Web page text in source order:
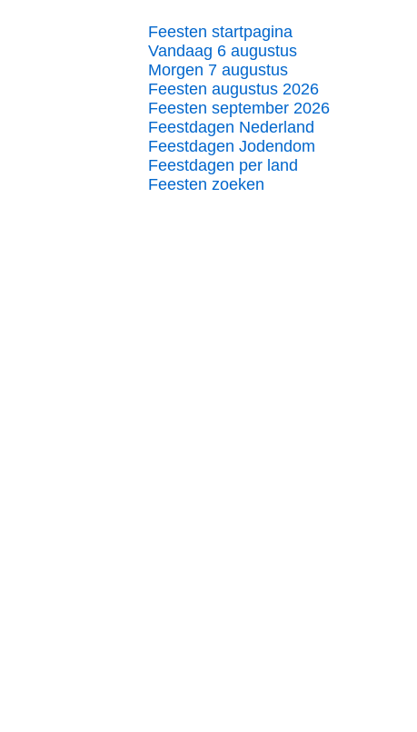
Feesten startpagina
Vandaag 6 augustus
Morgen 7 augustus
Feesten augustus 2026
Feesten september 2026
Feestdagen Nederland
Feestdagen Jodendom
Feestdagen per land
Feesten zoeken